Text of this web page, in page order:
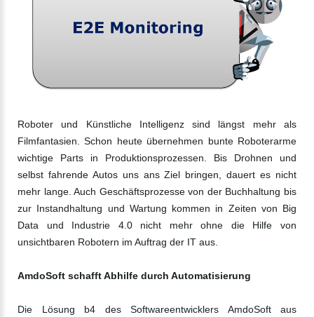
Roboter und Künstliche Intelligenz sind längst mehr als
Filmfantasien. Schon heute übernehmen bunte Roboterarme
wichtige Parts in Produktionsprozessen. Bis Drohnen und
selbst fahrende Autos uns ans Ziel bringen, dauert es nicht
mehr lange. Auch Geschäftsprozesse von der Buchhaltung bis
zur Instandhaltung und Wartung kommen in Zeiten von Big
Data und Industrie 4.0 nicht mehr ohne die Hilfe von
unsichtbaren Robotern im Auftrag der IT aus.
AmdoSoft schafft Abhilfe durch Automatisierung
Die Lösung b4 des Softwareentwicklers AmdoSoft aus